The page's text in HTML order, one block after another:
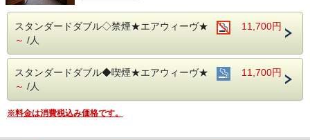
お財布にも優しい ＋ お客様にも優しいホテルです♪♪
デスクワークも楽々こなせます♪♪
■全室インターネット接続完備 ◎Ｗｉ－Ｆｉ接続無料◎
会が多い場所を
アルコール消毒を行っております。
当ホテルの客室は窓が開放出来る為、簡単に空気を入れ替
清掃時は常に換気をして新鮮な空気に入れ替えておりま
す。
スタンダードダブル◇禁煙★エアウィーヴ★
11,700円
～ /人
スタンダードダブル◆喫煙★エアウィーヴ★
11,700円
～ /人
※料金は消費税込み価格です。